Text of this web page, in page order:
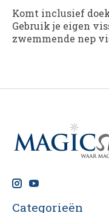
Komt inclusief
Gebruik je eigen
zwemmende nep
Categorieën